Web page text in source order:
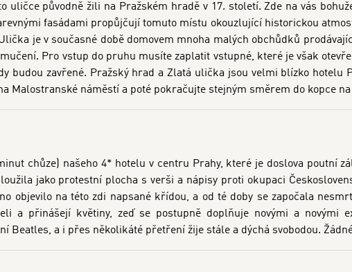
uličce původně žili na Pražském hradě v 17. století. Zde na vás
fasádami propůjčují tomuto místu okouzlující historickou
je v současné době domovem mnoha malých obchůdků
Pro vstup do pruhu musíte zaplatit vstupné, které je však
budou zavřené. Pražský hrad a Zlatá ulička jsou velmi blízko hotelu
Malostranské náměstí a poté pokračujte stejným směrem do kopce
chůze) našeho 4* hotelu v centru Prahy, které je doslova poutní
jako protestní plocha s verši a nápisy proti okupaci
objevilo na této zdi napsané křídou, a od té doby se započala
a přinášejí květiny, zeď se postupně doplňuje novými a novými
Beatles, a i přes několikáté přetření žije stále a dýchá svobodou.